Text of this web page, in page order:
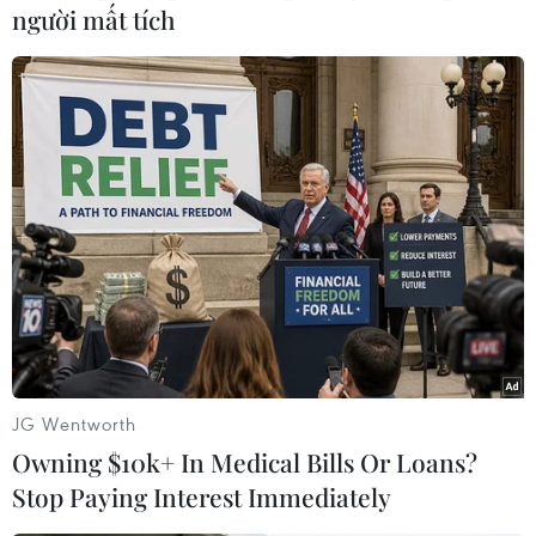
#Thái Lan #kinh tế #phục hồi
#du lịch
#tăng trưởng
#xuất khẩu Thái Lan
Theo dõi VietnamPlus
người mất tích
JG Wentworth
Owning $10k+ In Medical Bills Or Loans?
Stop Paying Interest Immediately